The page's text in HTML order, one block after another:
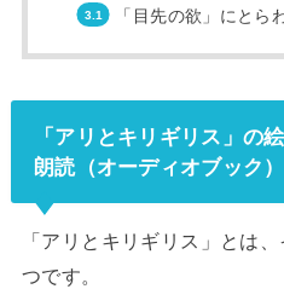
「目先の欲」にとら
「アリとキリギリス」の
朗読（オーディオブック
「アリとキリギリス」とは
つです。